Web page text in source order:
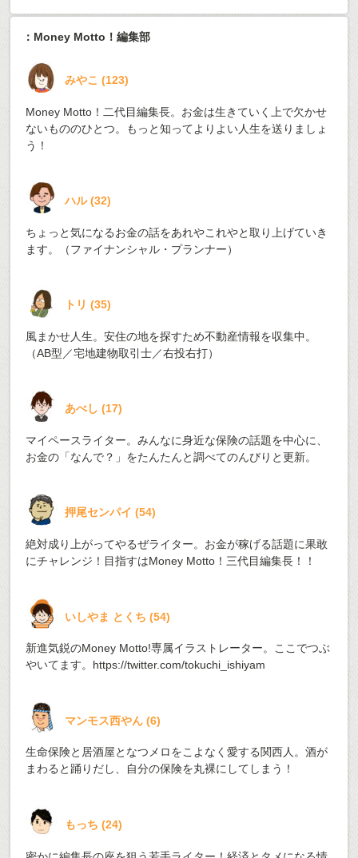
：Money Motto！編集部
みやこ(123)
Money Motto！二代目編集長。お金は生きていく上で欠かせ
ないもののひとつ。もっと知ってよりよい人生を送りましょ
う！
ハル(32)
ちょっと気になるお金の話をあれやこれやと取り上げていき
ます。（ファイナンシャル・プランナー）
トリ(35)
風まかせ人生。安住の地を探すため不動産情報を収集中。
（AB型／宅地建物取引士／右投右打）
あべし(17)
マイペースライター。みんなに身近な保険の話題を中心に、
お金の「なんで？」をたんたんと調べてのんびりと更新。
押尾センパイ(54)
絶対成り上がってやるぜライター。お金が稼げる話題に果敢
にチャレンジ！目指すはMoney Motto！三代目編集長！！
いしやま とくち(54)
新進気鋭のMoney Motto!専属イラストレーター。ここでつぶ
やいてます。 https://twitter.com/tokuchi_ishiyam
マンモス西やん(6)
生命保険と居酒屋となつメロをこよなく愛する関西人。酒が
まわると踊りだし、自分の保険を丸裸にしてしまう！
もっち(24)